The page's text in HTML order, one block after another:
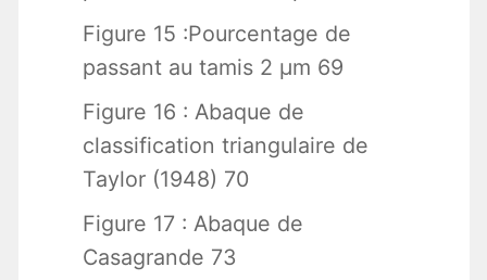
Figure 15 :Pourcentage de
passant au tamis 2 μm 69
Figure 16 : Abaque de
classification triangulaire de
Taylor (1948) 70
Figure 17 : Abaque de
Casagrande 73